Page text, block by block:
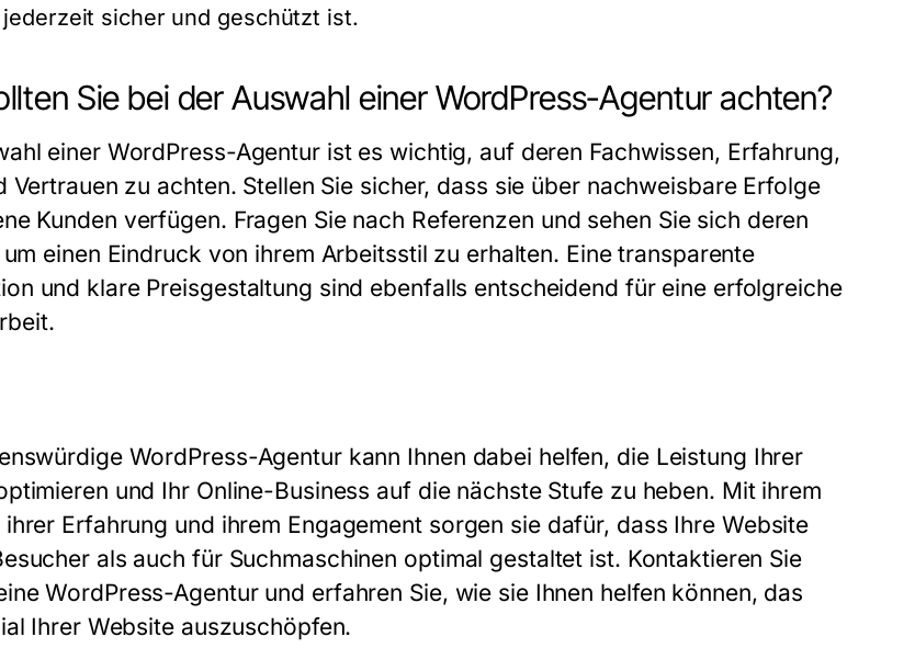
sicher und geschützt ist.
Sie bei der Auswahl einer WordPress-Agentur achten?
einer WordPress-Agentur ist es wichtig, auf deren Fachwissen, Erfahrung,
Vertrauen zu achten. Stellen Sie sicher, dass sie über nachweisbare Erfolge
Kunden verfügen. Fragen Sie nach Referenzen und sehen Sie sich deren
einen Eindruck von ihrem Arbeitsstil zu erhalten. Eine transparente
und klare Preisgestaltung sind ebenfalls entscheidend für eine erfolgreiche
WordPress-Agentur kann Ihnen dabei helfen, die Leistung Ihrer
und Ihr Online-Business auf die nächste Stufe zu heben. Mit ihrem
ihrer Erfahrung und ihrem Engagement sorgen sie dafür, dass Ihre Website
als auch für Suchmaschinen optimal gestaltet ist. Kontaktieren Sie
WordPress-Agentur und erfahren Sie, wie sie Ihnen helfen können, das
Ihrer Website auszuschöpfen.